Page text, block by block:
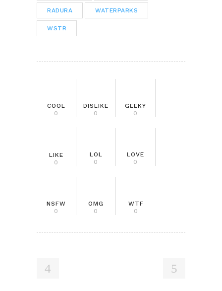
RADURA WATERPARKS
WSTR
COOL
0
DISLIKE
0
GEEKY
0
LIKE
0
LOL
0
LOVE
0
NSFW
0
OMG
0
WTF
0